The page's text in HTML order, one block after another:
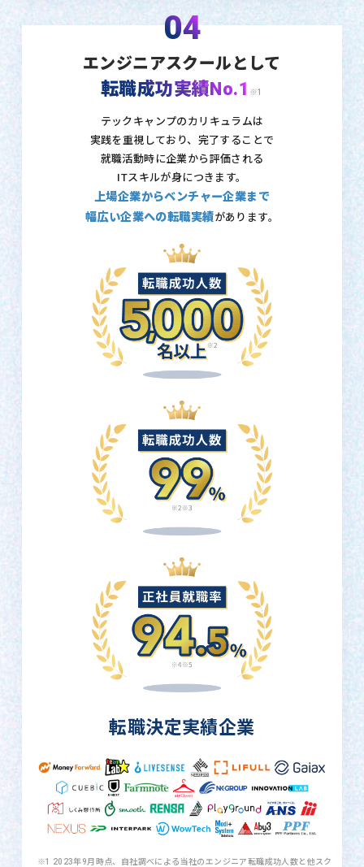
04
エンジニアスクールとして
転職成功実績No.1 ※1
テックキャンプのカリキュラムは
実践を重視しており、 完了することで
就職活動時に企業から評価される
ITスキルが身につきます。
上場企業からベンチャー企業まで
幅広い企業への転職実績があります。
転職決定実績企業
※1 2023年9月時点、自社調べによる当社のエンジニア転職成功人数と他スク